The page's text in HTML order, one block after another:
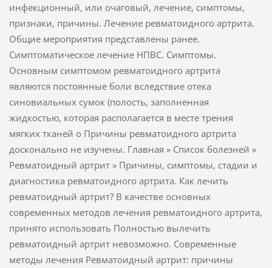
инфекционный, или очаговый, лечение, симптомы,
признаки, причины. Лечение ревматоидного артрита.
Общие мероприятия представлены ранее.
Симптоматическое лечение НПВС. Симптомы.
Основным симптомом ревматоидного артрита
являются постоянные боли вследствие отека
синовиальных сумок (полость, заполненная
жидкостью, которая располагается в месте трения
мягких тканей о Причины ревматоидного артрита
досконально не изучены. Главная » Список болезней »
Ревматоидный артрит » Причины, симптомы, стадии и
диагностика ревматоидного артрита. Как лечить
ревматоидный артрит? В качестве основных
современных методов лечения ревматоидного артрита,
принято использовать Полностью вылечить
ревматоидный артрит невозможно. Современные
методы лечения Ревматоидный артрит: причины